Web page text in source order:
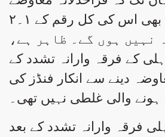
کے انتظامات بھی اس کی کل رقم کے ۱۔۲
نہیں ہوں گے۔ ظاہر ہے،
دہلی کے فرقہ وارانہ تشدد کے
دینے سے انکار فنڈز کی
والی غلطی نہیں تھی۔
دہلی فرقہ وارانہ تشدد کے بعد